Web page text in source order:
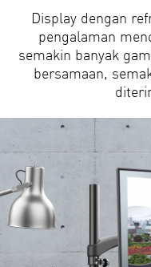
Display dengan
pengalaman
semakin banyak
bersamaan,